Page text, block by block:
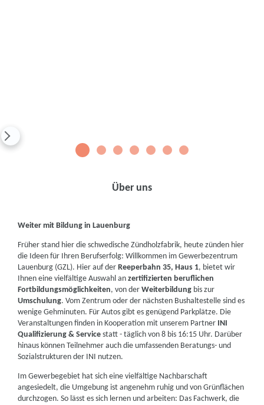
2 3 4 5 6 7
Über uns
Weiter mit Bildung in Lauenburg
Früher stand hier die schwedische Zündholzfabrik, heute zünden hier
die Ideen für Ihren Berufserfolg: Willkommen im Gewerbezentrum
Lauenburg (GZL). Hier auf derReeperbahn 35, Haus 1, bietet wir
Ihnen eine vielfältige Auswahl anzertifizierten beruflichen
Fortbildungsmöglichkeiten, von derWeiterbildung bis zur
Umschulung. Vom Zentrum oder der nächsten Bushaltestelle sind es
wenige Gehminuten. Für Autos gibt es genügend Parkplätze. Die
Veranstaltungen finden in Kooperation mit unserem Partner INI
Qualifizierung & Servicestatt - täglich von 8 bis 16:15 Uhr. Darüber
hinaus können Teilnehmer auch die umfassenden Beratungs- und
Sozialstrukturen der INI nutzen.
Im Gewerbegebiet hat sich eine vielfältige Nachbarschaft
angesiedelt, die Umgebung ist angenehm ruhig und von Grünflächen
durchzogen. So lässt es sich lernen und arbeiten: Das Fachwerk, die